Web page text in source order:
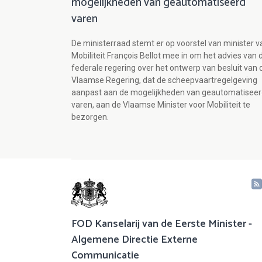
varen
De ministerraad stemt er op voorstel van minister
Mobiliteit François Bellot mee in om het advies van
federale regering over het ontwerp van besluit van
Vlaamse Regering, dat de scheepvaartregelgeving
aanpast aan de mogelijkheden van
varen, aan de Vlaamse Minister voor Mobiliteit te
bezorgen.
FOD Kanselarij van de Eerste Minister -
Algemene Directie Externe
Communicatie